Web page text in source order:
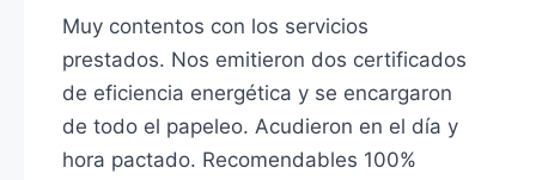
Muy contentos con los servicios
prestados. Nos emitieron dos certificados
de eficiencia energética y se encargaron
de todo el papeleo. Acudieron en el día y
hora pactado. Recomendables 100%